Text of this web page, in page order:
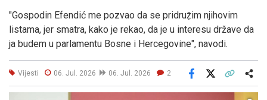
"Gospodin Efendić me pozvao da se pridruẓ̌im njihovim
listama, jer smatra, kako je rekao, da je u interesu države da
ja budem u parlamentu Bosne i Hercegovine", navodi.
Vijesti 06. Jul. 2026 06. Jul. 2026 2
Facebook